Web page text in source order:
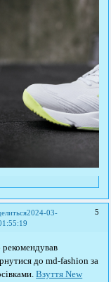
5
2024-03-
до md-fashion за
Взуття New